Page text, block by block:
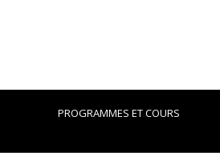
PROGRAMMES ET COURS